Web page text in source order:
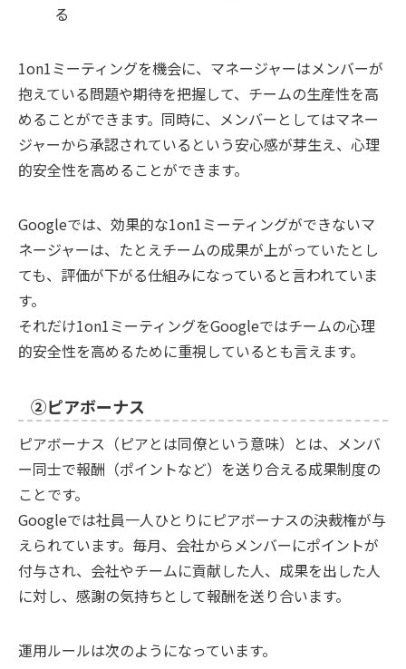
る
1on1ミーティングを機会に、マネージャーはメンバーが
抱えている問題や期待を把握して、チームの生産性を高
めることができます。同時に、メンバーとしてはマネー
ジャーから承認されているという安心感が芽生え、心理
的安全性を高めることができます。
Googleでは、効果的な1on1ミーティングができないマ
ネージャーは、たとえチームの成果が上がっていたとし
ても、評価が下がる仕組みになっていると言われていま
す。
それだけ1on1ミーティングをGoogleではチームの心理
的安全性を高めるために重視しているとも言えます。
②ピアボーナス
ピアボーナス（ピアとは同僚という意味）とは、メンバ
ー同士で報酬（ポイントなど）を送り合える成果制度の
ことです。
Googleでは社員一人ひとりにピアボーナスの決裁権が与
えられています。毎月、会社からメンバーにポイントが
付与され、会社やチームに貢献した人、成果を出した人
に対し、感謝の気持ちとして報酬を送り合います。
運用ルールは次のようになっています。